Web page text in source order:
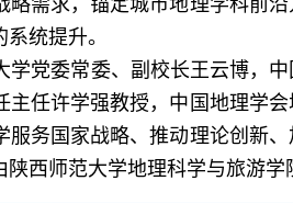
需求，锚定城市地理学科前
统提升。
学党委常委、副校长王云博，
任许学强教授，中国地理学
务国家战略、推动理论创新
西师范大学地理科学与旅游学